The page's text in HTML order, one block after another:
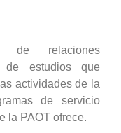
de relaciones
de estudios que
actividades de la
de servicio
la PAOT ofrece.